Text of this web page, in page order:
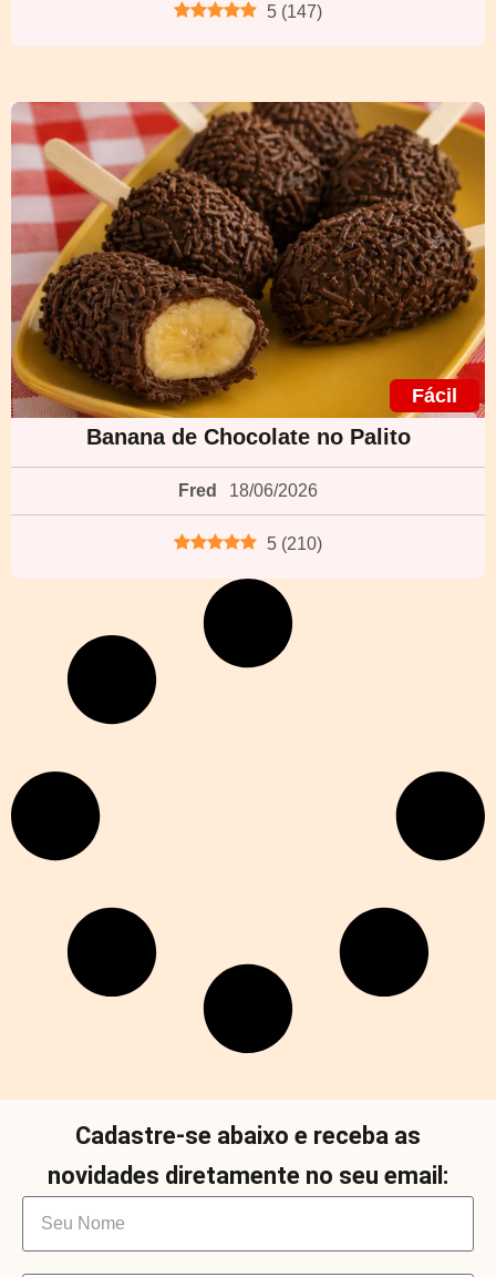
5 (147)
Fácil
Banana de Chocolate no Palito
Fred 18/06/2026
5 (210)
Cadastre-se abaixo e receba as
novidades diretamente no seu email: